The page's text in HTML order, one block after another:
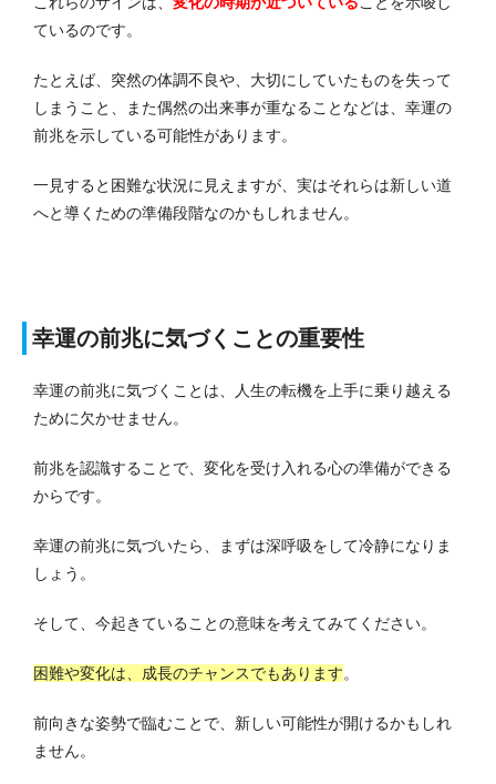
ているのです。
たとえば、突然の体調不良や、大切にしていたものを失って
しまうこと、また偶然の出来事が重なることなどは、幸運の
前兆を示している可能性があります。
一見すると困難な状況に見えますが、実はそれらは新しい道
へと導くための準備段階なのかもしれません。
幸運の前兆に気づくことの重要性
幸運の前兆に気づくことは、人生の転機を上手に乗り越える
ために欠かせません。
前兆を認識することで、変化を受け入れる心の準備ができる
からです。
幸運の前兆に気づいたら、まずは深呼吸をして冷静になりま
しょう。
そして、今起きていることの意味を考えてみてください。
困難や変化は、成長のチャンスでもあります。
前向きな姿勢で臨むことで、新しい可能性が開けるかもしれ
ません。